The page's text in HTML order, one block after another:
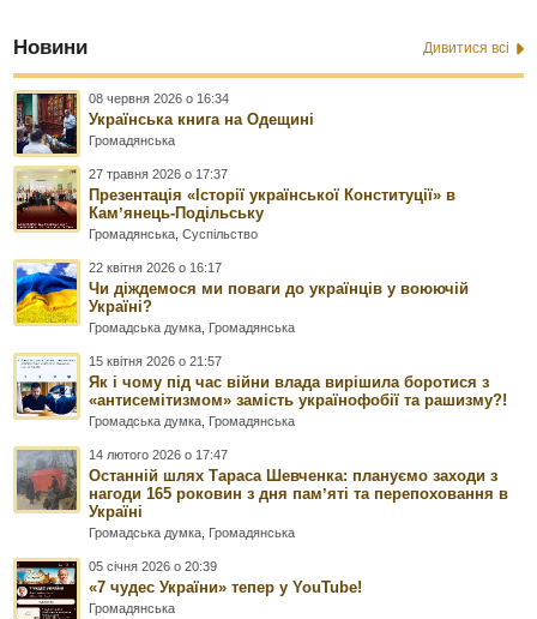
Новини Дивитися всі
08 червня 2026 о 16:34
Українська книга на Одещині
Громадянська
27 травня 2026 о 17:37
Презентація «Історії української Конституції» в
Камʼянець-Подільську
Громадянська ,Суспільство
22 квітня 2026 о 16:17
Чи діждемося ми поваги до українців у воюючій
Україні?
Громадська думка Громадянська
15 квітня 2026 о 21:57
Як і чому під час війни влада вирішила боротися з
«антисемітизмом» замість українофобії та рашизму?!
Громадська думка Громадянська
14 лютого 2026 о 17:47
Останній шлях Тараса Шевченка: плануємо заходи з
нагоди 165 роковин з дня памʼяті та перепоховання в
Україні
Громадська думка Громадянська
05 січня 2026 о 20:39
«7 чудес України» тепер у YouTube!
Громадянська